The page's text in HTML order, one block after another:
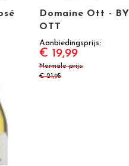
Domaine Ott - BY
OTT
Aanbiedingsprijs
€ 19,99
Normale prijs
€ 21,95